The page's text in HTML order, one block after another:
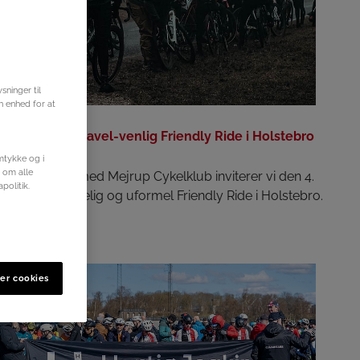
Community
Kom med til gravel-venlig Friendly Ride i Holstebro
samarbejde med Mejrup Cykelklub inviterer vi den 4.
maj til en hyggelig og uformel Friendly Ride i Holstebro.
til
enhed for at
og i
om alle
cookies